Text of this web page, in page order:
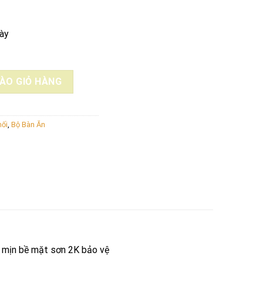
GÕ ĐỎ NAM PHI 80X197X13 + 6 GHẾ LOUIS G_102 số lượng
GIỎ HÀNG
, Bộ Bàn Ăn
bề mặt sơn 2K bảo vệ